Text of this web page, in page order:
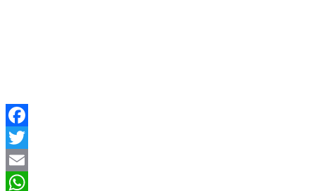
Facebook
Twitter
Email